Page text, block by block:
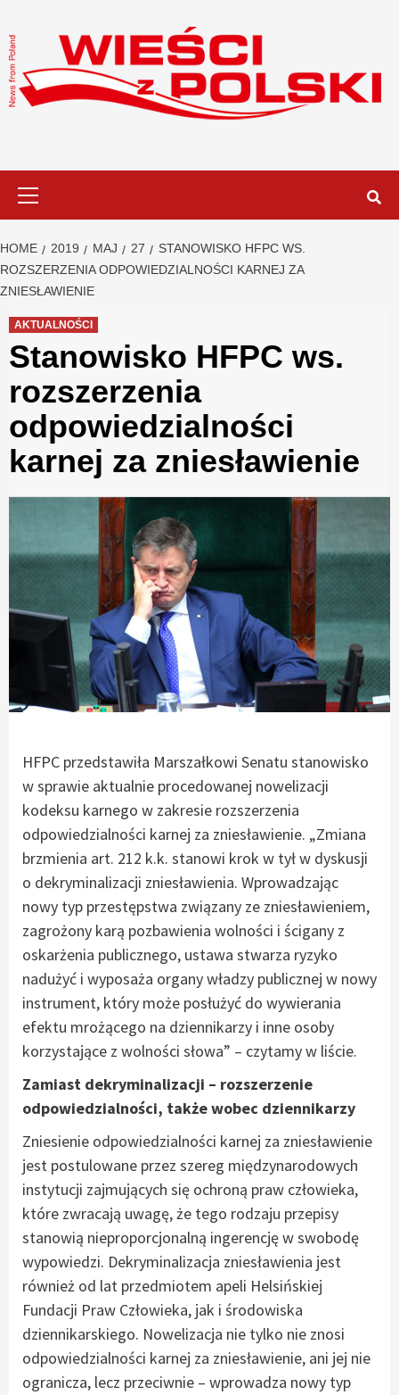
to
content
HOME 2019 MAJ 27
STANOWISKO HFPC WS.
ROZSZERZENIA ODPOWIEDZIALNOŚCI KARNEJ ZA
ZNIESŁAWIENIE
AKTUALNOŚCI
Stanowisko HFPC ws.
rozszerzenia
odpowiedzialności
karnej za zniesławienie
HFPC przedstawiła Marszałkowi Senatu stanowisko
w sprawie aktualnie procedowanej nowelizacji
kodeksu karnego w zakresie rozszerzenia
odpowiedzialności karnej za zniesławienie. „Zmiana
brzmienia art. 212 k.k. stanowi krok w tył w dyskusji
o dekryminalizacji zniesławienia. Wprowadzając
nowy typ przestępstwa związany ze zniesławieniem,
zagrożony karą pozbawienia wolności i ścigany z
oskarżenia publicznego, ustawa stwarza ryzyko
nadużyć i wyposaża organy władzy publicznej w nowy
instrument, który może posłużyć do wywierania
efektu mrożącego na dziennikarzy i inne osoby
korzystające z wolności słowa” – czytamy w liście.
Zamiast dekryminalizacji – rozszerzenie
odpowiedzialności, także wobec dziennikarzy
Zniesienie odpowiedzialności karnej za zniesławienie
jest postulowane przez szereg międzynarodowych
instytucji zajmujących się ochroną praw człowieka,
które zwracają uwagę, że tego rodzaju przepisy
stanowią nieproporcjonalną ingerencję w swobodę
wypowiedzi. Dekryminalizacja zniesławienia jest
również od lat przedmiotem apeli Helsińskiej
Fundacji Praw Człowieka, jak i środowiska
dziennikarskiego. Nowelizacja nie tylko nie znosi
odpowiedzialności karnej za zniesławienie, ani jej nie
ogranicza, lecz przeciwnie – wprowadza nowy typ